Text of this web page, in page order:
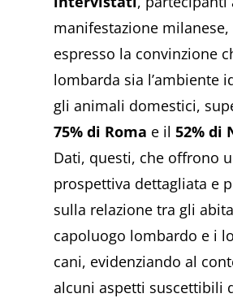
manifestazione milanese,
espresso la convinzione
lombarda sia l’ambiente
gli animali domestici,
75% di Roma e il52% di
Dati, questi, che offrono
prospettiva dettagliata e
sulla relazione tra gli
capoluogo lombardo e i
cani, evidenziando al
alcuni aspetti suscettibili